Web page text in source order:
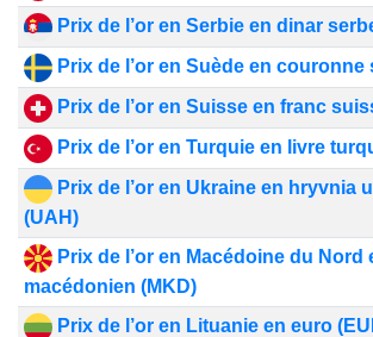
Prix de l’or en Serbie en dinar
Prix de l’or en Suède en couronne
Prix de l’or en Suisse en franc
Prix de l’or en Turquie en livre
Prix de l’or en Ukraine en hryvnia
(UAH)
Prix de l’or en Macédoine du Nord
macédonien (MKD)
Prix de l’or en Lituanie en euro